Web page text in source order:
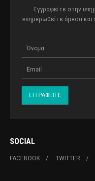
Εγγραφείτε στην
ενημερωθείτε άμεσα και
SOCIAL
FACEBOOK TWITTER